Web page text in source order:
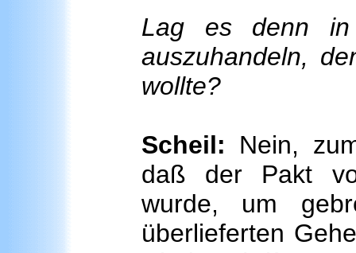
Lag es denn in
auszuhandeln,
wollte?
Scheil: Nein,
daß der Pakt
wurde, um
überlieferten